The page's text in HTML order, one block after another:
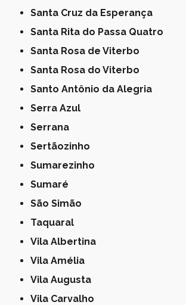
Santa Cruz da Esperança
Santa Rita do Passa Quatro
Santa Rosa de Viterbo
Santa Rosa do Viterbo
Santo Antônio da Alegria
Serra Azul
Serrana
Sertãozinho
Sumarezinho
Sumaré
São Simão
Taquaral
Vila Albertina
Vila Amélia
Vila Augusta
Vila Carvalho